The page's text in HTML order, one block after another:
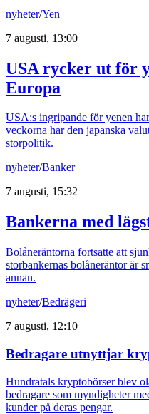
nyheter/Yen
7 augusti, 13:00
USA rycker ut för
Europa
USA:s ingripande för yenen
veckorna har den japanska
storpolitik.
nyheter/Banker
7 augusti, 15:32
Bankerna med
Bolåneräntorna fortsatte att
storbankernas bolåneräntor är
annan.
nyheter/Bedrägeri
7 augusti, 12:10
Bedragare utnyttjar
Hundratals kryptobörser blev
bedragare som myndigheter
kunder på deras pengar.